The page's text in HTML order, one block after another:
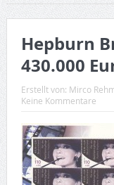
Hepburn
430.000
Erstellt von: Mirco
Keine Kommentare